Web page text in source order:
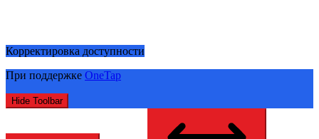
Корректировка доступности
При поддержке OneTap
Hide Toolbar